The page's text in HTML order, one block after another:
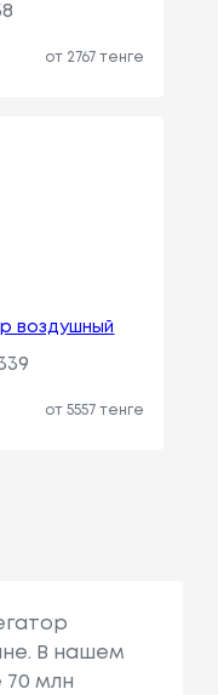
от 2767 тенге
воздушный
от 5557 тенге
В нашем
70 млн